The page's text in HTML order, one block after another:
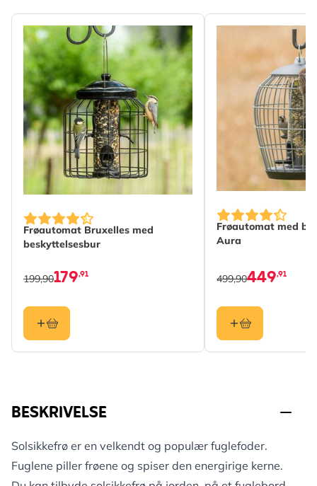
Frøautomat Bruxelles med
beskyttelsesbur
179,91
199,90
Frøautomat med
Aura
449,91
499,90
BESKRIVELSE
Solsikkefrø er en velkendt og populær fuglefoder.
Fuglene piller frøene og spiser den energirige kerne.